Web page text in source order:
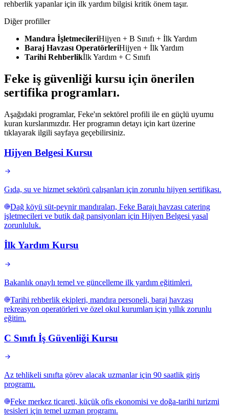
rehberlik yapanlar için ilk yardım bilgisi kritik önem taşır.
Diğer profiller
Mandıra İşletmecileriHijyen + B Sınıfı + İlk Yardım
Baraj Havzası OperatörleriHijyen + İlk Yardım
Tarihi Rehberlikİlk Yardım + C Sınıfı
Feke iş güvenliği kursu için önerilen
sertifika programları.
Aşağıdaki programlar, Feke'ın sektörel profili ile en güçlü uyumu
kuran kurslarımızdır. Her programın detayı için kart üzerine
tıklayarak ilgili sayfaya geçebilirsiniz.
Hijyen Belgesi Kursu
Gıda, su ve hizmet sektörü çalışanları için zorunlu hijyen sertifikası.
Dağ köyü süt-peynir mandıraları, Feke Barajı havzası catering
işletmecileri ve butik dağ pansiyonları için Hijyen Belgesi yasal
zorunluluk.
İlk Yardım Kursu
Bakanlık onaylı temel ve güncelleme ilk yardım eğitimleri.
Tarihi rehberlik ekipleri, mandıra personeli, baraj havzası
rekreasyon operatörleri ve özel okul kurumları için yıllık zorunlu
eğitim.
C Sınıfı İş Güvenliği Kursu
Az tehlikeli sınıfta görev alacak uzmanlar için 90 saatlik giriş
programı.
Feke merkez ticareti, küçük ofis ekonomisi ve doğa-tarihi turizmi
tesisleri için temel uzman programı.